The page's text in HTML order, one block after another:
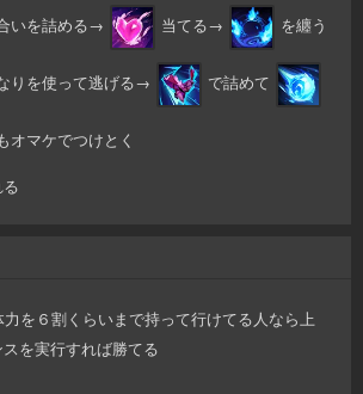
いを詰める→ 当てる→ を纏う
りを使って逃げる→ で詰めて
オマケでつけとく
を６割くらいまで持って行けてる人なら上
を実行すれば勝てる